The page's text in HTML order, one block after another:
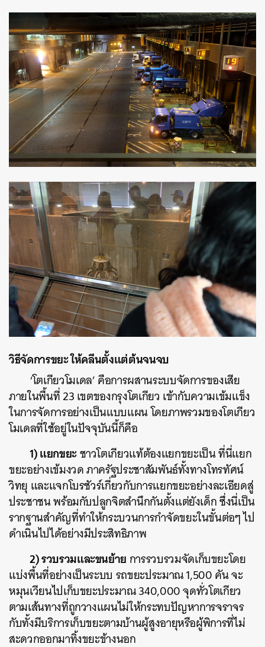
วิธีจัดการขยะ ให้คลีนตั้งแต่ต้นจนจบ
‘โตเกียวโมเดล’ คือการผสานระบบจัดการของเสีย
ภายในพื้นที่ 23 เขตของกรุงโตเกียว เข้ากับความเข้มแข็ง
ในการจัดการอย่างเป็นแบบแผน โดยภาพรวมของโตเกียว
โมเดลที่ใช้อยู่ในปัจจุบันนี้ก็คือ
1) แยกขยะชาวโตเกียวแท้ต้องแยกขยะเป็น ที่นี่แยก
ขยะอย่างเข้มงวด ภาครัฐประชาสัมพันธ์ทั้งทางโทรทัศน์
วิทยุ และแจกโบรชัวร์เกี่ยวกับการแยกขยะอย่างละเอียดสู่
ประชาชน พร้อมกับปลูกจิตสำนึกกันตั้งแต่ยังเด็ก ซึ่งนี่เป็น
รากฐานสำคัญที่ทำให้กระบวนการกำจัดขยะในขั้นต่อๆ ไป
ดำเนินไปได้อย่างมีประสิทธิภาพ
2) รวบรวมและขนย้ายการรวบรวมจัดเก็บขยะโดย
แบ่งพื้นที่อย่างเป็นระบบ รถขยะประมาณ 1,500 คัน จะ
หมุนเวียนไปเก็บขยะประมาณ 340,000 จุดทั่วโตเกียว
ตามเส้นทางที่ถูกวางแผนไม่ให้กระทบปัญหาการจราจร
กับทั้งมีบริการเก็บขยะตามบ้านผู้สูงอายุหรือผู้พิการที่ไม่
สะดวกออกมาทิ้งขยะข้างนอก